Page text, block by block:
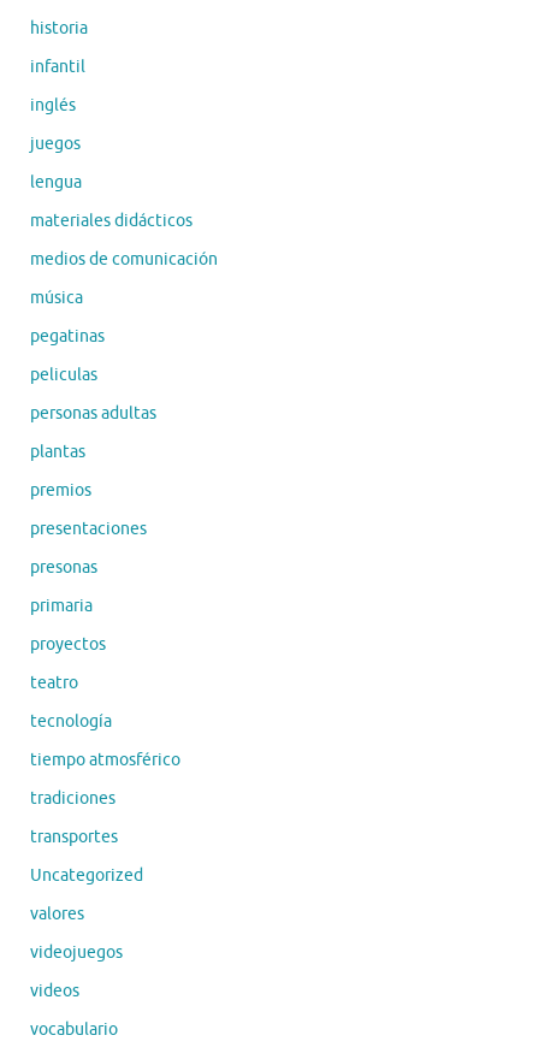
historia
infantil
inglés
juegos
lengua
materiales didácticos
medios de comunicación
música
pegatinas
peliculas
personas adultas
plantas
premios
presentaciones
presonas
primaria
proyectos
teatro
tecnología
tiempo atmosférico
tradiciones
transportes
Uncategorized
valores
videojuegos
videos
vocabulario